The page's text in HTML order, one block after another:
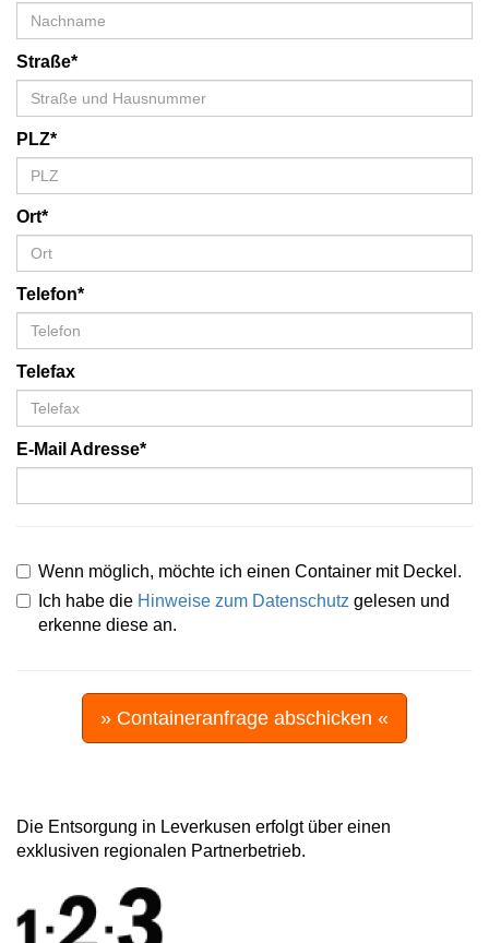
Straße*
PLZ*
Ort*
Telefon*
Telefax
E-Mail Adresse*
Wenn möglich, möchte ich einen Container mit Deckel.
Ich habe die Hinweise zum Datenschutz gelesen und
erkenne diese an.
» Containeranfrage abschicken «
Die Entsorgung in Leverkusen erfolgt über einen
exklusiven regionalen Partnerbetrieb.